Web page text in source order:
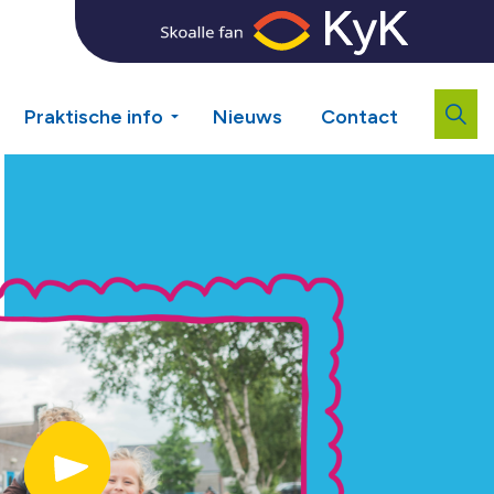
Praktische info Nieuws Contact